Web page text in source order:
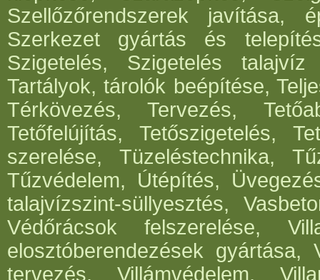
Szellőzőrendszerek javítása,
Szerkezet gyártás és
Szigetelés, Szigetelés
Tartályok, tárolók beépítése,
Térkövezés, Tervezés,
Tetőfelújítás, Tetőszigetelés,
szerelése, Tüzeléstechnika,
Tűzvédelem, Útépítés,
talajvízszint-süllyesztés,
Védőrácsok felszerelése,
elosztóberendezések gyártása,
tervezés, Villámvédelem,